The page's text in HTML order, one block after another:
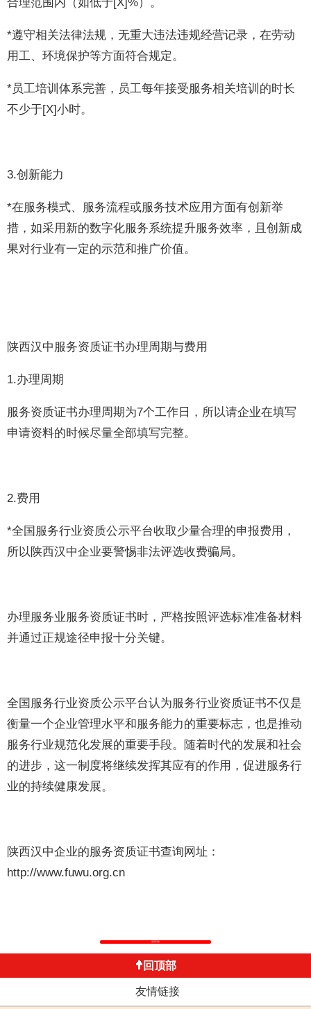
*遵守相关法律法规，无重大违法违规经营记录，在劳动
用工、环境保护等方面符合规定。
*员工培训体系完善，员工每年接受服务相关培训的时长
不少于[X]小时。
3.创新能力
*在服务模式、服务流程或服务技术应用方面有创新举
措，如采用新的数字化服务系统提升服务效率，且创新成
果对行业有一定的示范和推广价值。
陕西汉中服务资质证书办理周期与费用
1.办理周期
服务资质证书办理周期为7个工作日，所以请企业在填写
申请资料的时候尽量全部填写完整。
2.费用
*全国服务行业资质公示平台收取少量合理的申报费用，
所以陕西汉中企业要警惕非法评选收费骗局。
办理服务业服务资质证书时，严格按照评选标准准备材料
并通过正规途径申报十分关键。
全国服务行业资质公示平台认为服务行业资质证书不仅是
衡量一个企业管理水平和服务能力的重要标志，也是推动
服务行业规范化发展的重要手段。随着时代的发展和社会
的进步，这一制度将继续发挥其应有的作用，促进服务行
业的持续健康发展。
陕西汉中企业的服务资质证书查询网址：
http://www.fuwu.org.cn
返回列表
回顶部
友情链接